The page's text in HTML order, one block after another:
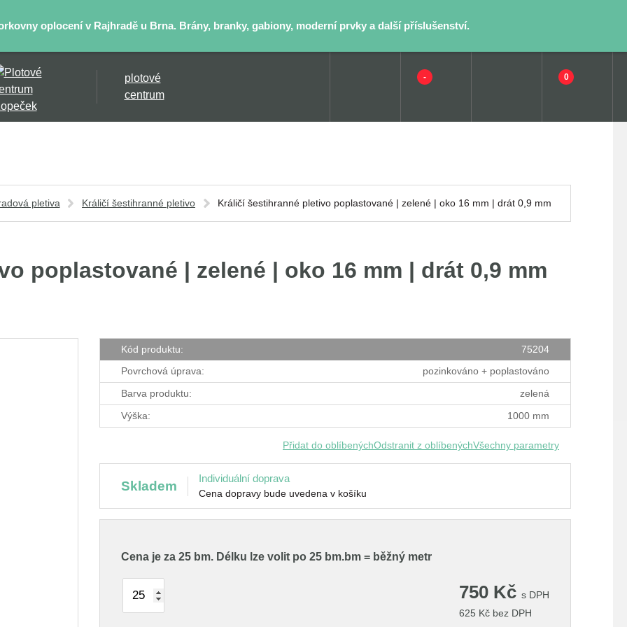
oplocení v Rajhradě u Brna. Brány, branky, gabiony, moderní prvky a další příslušenství.
plotové
centrum
- 0
pletiva Králičí šestihranné pletivo Králičí šestihranné pletivo poplastované | zelené | oko 16 mm | drát 0,9 mm
poplastované | zelené | oko 16 mm | drát 0,9 mm
Kód produktu:
75204
Povrchová úprava:
pozinkováno + poplastováno
Barva produktu:
zelená
Výška:
1000 mm
Přidat do oblíbenýchOdstranit z oblíbenýchVšechny parametry
skladem Individuální doprava
Cena dopravy bude uvedena v košíku
Cena je za 25 bm. Délku lze volit po 25 bm.bm = běžný metr
750 Kč s DPH
625 Kč bez DPH